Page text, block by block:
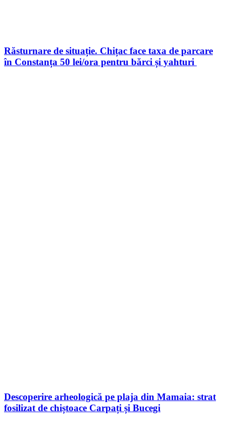
Răsturnare de situație. Chițac face taxa de parcare
în Constanța 50 lei/ora pentru bărci și yahturi
Descoperire arheologică pe plaja din Mamaia: strat
fosilizat de chiștoace Carpați și Bucegi